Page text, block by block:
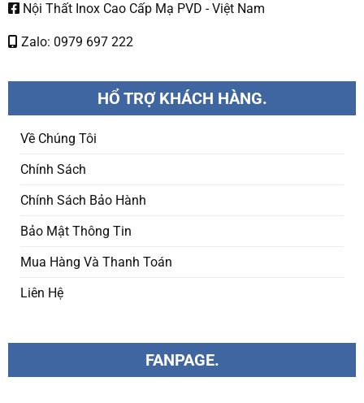
Nội Thất Inox Cao Cấp Mạ PVD - Việt Nam
Zalo: 0979 697 222
HỔ TRỢ KHÁCH HÀNG.
Về Chúng Tôi
Chính Sách
Chính Sách Bảo Hành
Bảo Mật Thông Tin
Mua Hàng Và Thanh Toán
Liên Hệ
FANPAGE.